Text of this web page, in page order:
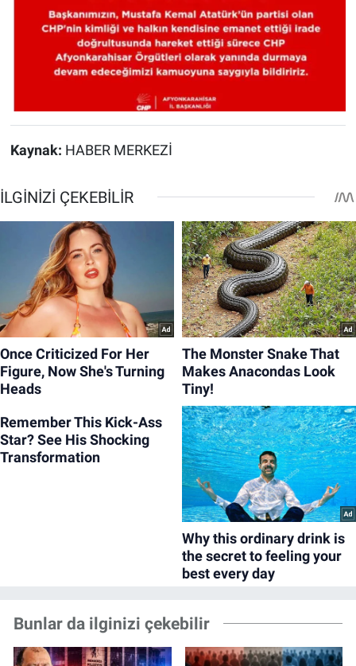
Kaynak: HABER MERKEZİ
Bunlar da ilginizi çekebilir